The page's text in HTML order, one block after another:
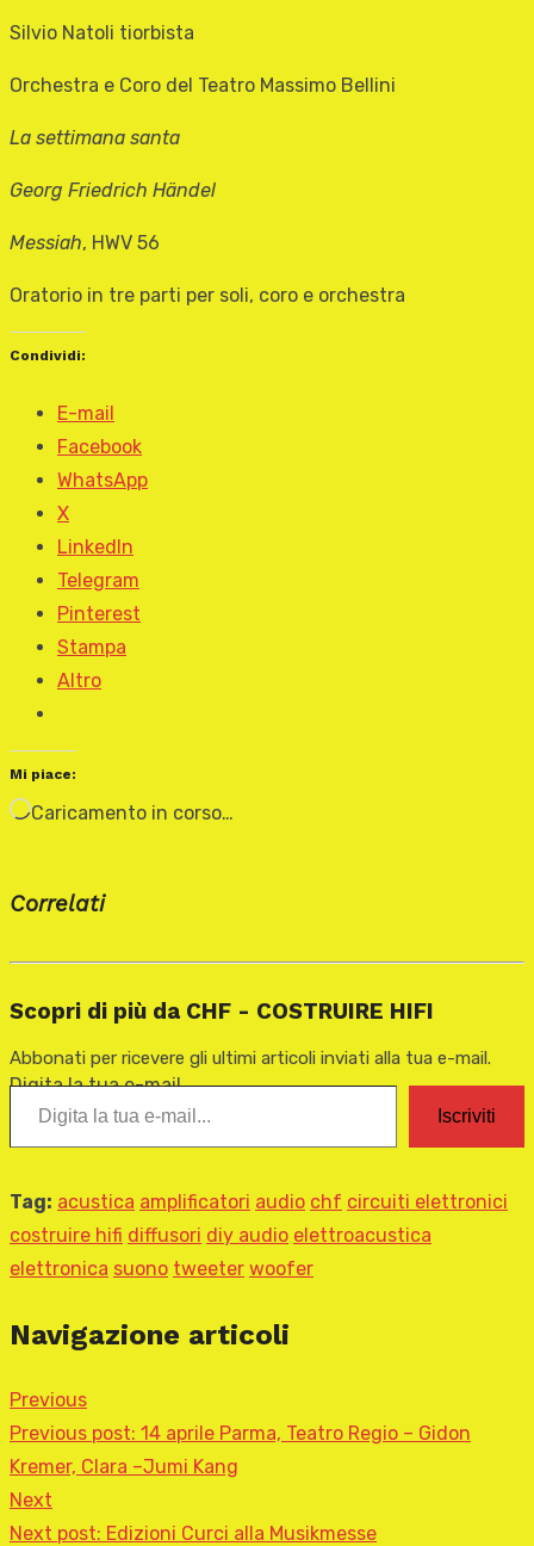
Silvio Natoli tiorbista
Orchestra e Coro del Teatro Massimo Bellini
La settimana santa
Georg Friedrich Händel
Messiah, HWV 56
Oratorio in tre parti per soli, coro e orchestra
Condividi:
E-mail
Facebook
WhatsApp
X
LinkedIn
Telegram
Pinterest
Stampa
Altro
Mi piace:
Caricamento in corso…
Correlati
Scopri di più da CHF - COSTRUIRE HIFI
Abbonati per ricevere gli ultimi articoli inviati alla tua e-mail.
Digita la tua e-mail...
Iscriviti
Tag: acustica amplificatori audio chf circuiti elettronici
costruire hifi diffusori diy audio elettroacustica
elettronica suono tweeter woofer
Navigazione articoli
Previous
Previous post: 14 aprile Parma, Teatro Regio – Gidon
Kremer, Clara –Jumi Kang
Next
Next post: Edizioni Curci alla Musikmesse